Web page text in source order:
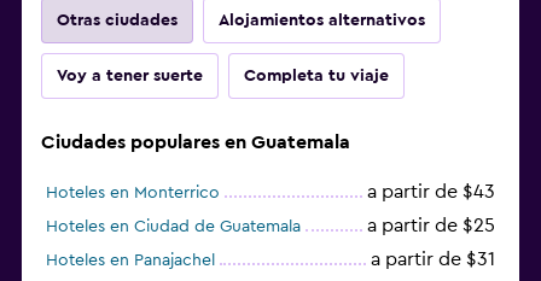
Otras ciudades Alojamientos alternativos
Voy a tener suerte Completa tu viaje
Ciudades populares en Guatemala
Hoteles en Monterrico a partir de $43
Hoteles en Ciudad de Guatemala a partir de $25
Hoteles en Panajachel a partir de $31